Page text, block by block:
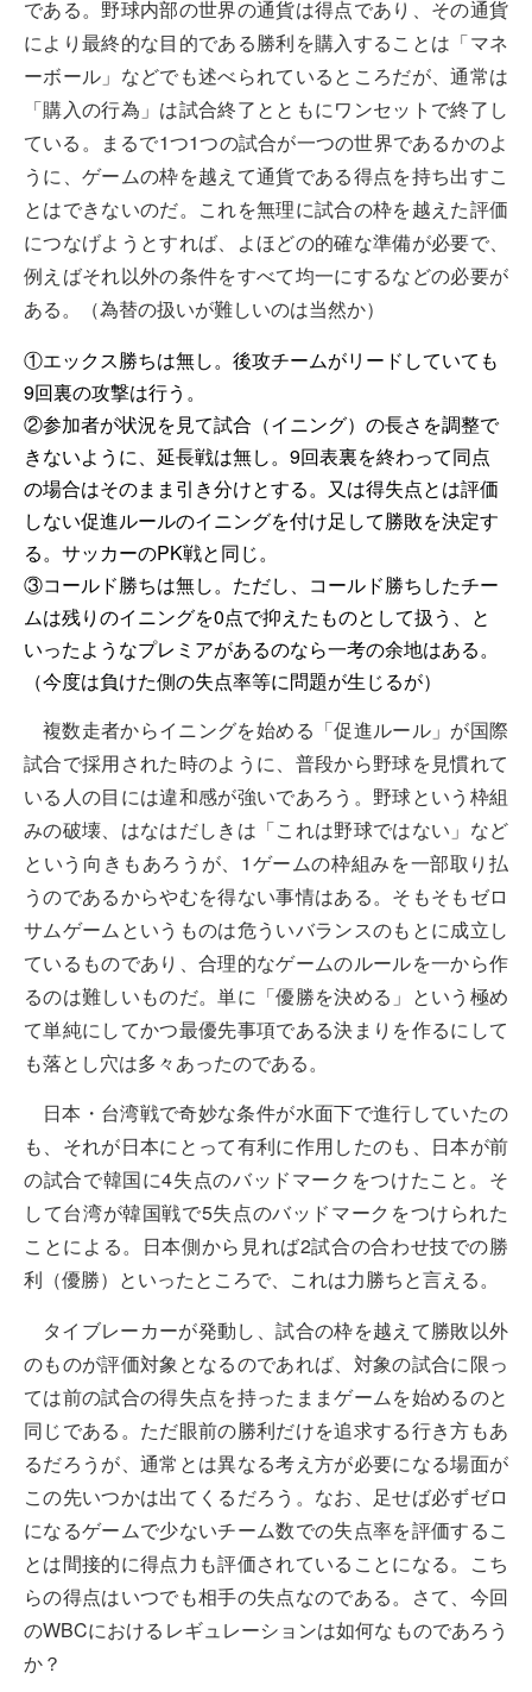
である。野球内部の世界の通貨は得点であり、その通貨
により最終的な目的である勝利を購入することは「マネ
ーボール」などでも述べられているところだが、通常は
「購入の行為」は試合終了とともにワンセットで終了し
ている。まるで1つ1つの試合が一つの世界であるかのよ
うに、ゲームの枠を越えて通貨である得点を持ち出すこ
とはできないのだ。これを無理に試合の枠を越えた評価
につなげようとすれば、よほどの的確な準備が必要で、
例えばそれ以外の条件をすべて均一にするなどの必要が
ある。（為替の扱いが難しいのは当然か）
①エックス勝ちは無し。後攻チームがリードしていても
9回裏の攻撃は行う。
②参加者が状況を見て試合（イニング）の長さを調整で
きないように、延長戦は無し。9回表裏を終わって同点
の場合はそのまま引き分けとする。又は得失点とは評価
しない促進ルールのイニングを付け足して勝敗を決定す
る。サッカーのPK戦と同じ。
③コールド勝ちは無し。ただし、コールド勝ちしたチー
ムは残りのイニングを0点で抑えたものとして扱う、と
いったようなプレミアがあるのなら一考の余地はある。
（今度は負けた側の失点率等に問題が生じるが）
複数走者からイニングを始める「促進ルール」が国際
試合で採用された時のように、普段から野球を見慣れて
いる人の目には違和感が強いであろう。野球という枠組
みの破壊、はなはだしきは「これは野球ではない」など
という向きもあろうが、1ゲームの枠組みを一部取り払
うのであるからやむを得ない事情はある。そもそもゼロ
サムゲームというものは危ういバランスのもとに成立し
ているものであり、合理的なゲームのルールを一から作
るのは難しいものだ。単に「優勝を決める」という極め
て単純にしてかつ最優先事項である決まりを作るにして
も落とし穴は多々あったのである。
日本・台湾戦で奇妙な条件が水面下で進行していたの
も、それが日本にとって有利に作用したのも、日本が前
の試合で韓国に4失点のバッドマークをつけたこと。そ
して台湾が韓国戦で5失点のバッドマークをつけられた
ことによる。日本側から見れば2試合の合わせ技での勝
利（優勝）といったところで、これは力勝ちと言える。
タイブレーカーが発動し、試合の枠を越えて勝敗以外
のものが評価対象となるのであれば、対象の試合に限っ
ては前の試合の得失点を持ったままゲームを始めるのと
同じである。ただ眼前の勝利だけを追求する行き方もあ
るだろうが、通常とは異なる考え方が必要になる場面が
この先いつかは出てくるだろう。なお、足せば必ずゼロ
になるゲームで少ないチーム数での失点率を評価するこ
とは間接的に得点力も評価されていることになる。こち
らの得点はいつでも相手の失点なのである。さて、今回
のWBCにおけるレギュレーションは如何なものであろう
か？